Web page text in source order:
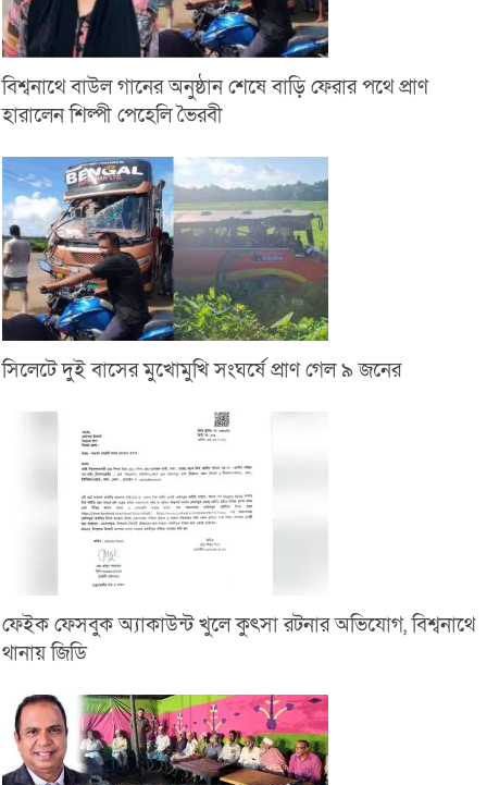
বিশ্বনাথে বাউল গানের অনুষ্ঠান শেষে বাড়ি ফেরার পথে প্রাণ
হারালেন শিল্পী পেহেলি ভৈরবী
সিলেটে দুই বাসের মুখোমুখি সংঘর্ষে প্রাণ গেল ৯ জনের
ফেইক ফেসবুক অ্যাকাউন্ট খুলে কুৎসা রটনার অভিযোগ, বিশ্বনাথে
থানায় জিডি